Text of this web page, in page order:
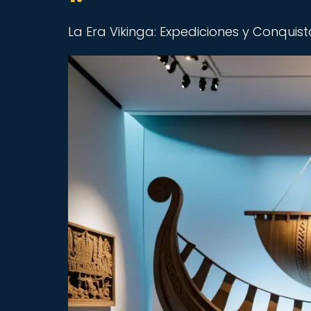
La Era Vikinga: Expediciones y